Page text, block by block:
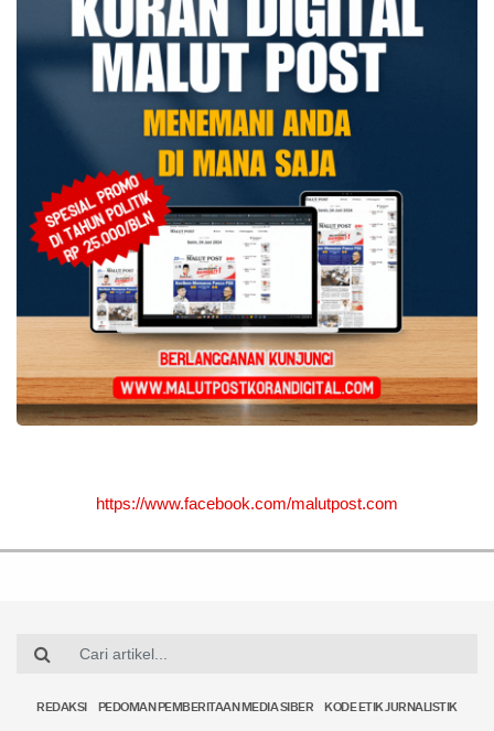
https://www.facebook.com/malutpost.com
REDAKSI PEDOMAN PEMBERITAAN MEDIA SIBER KODE ETIK JURNALISTIK